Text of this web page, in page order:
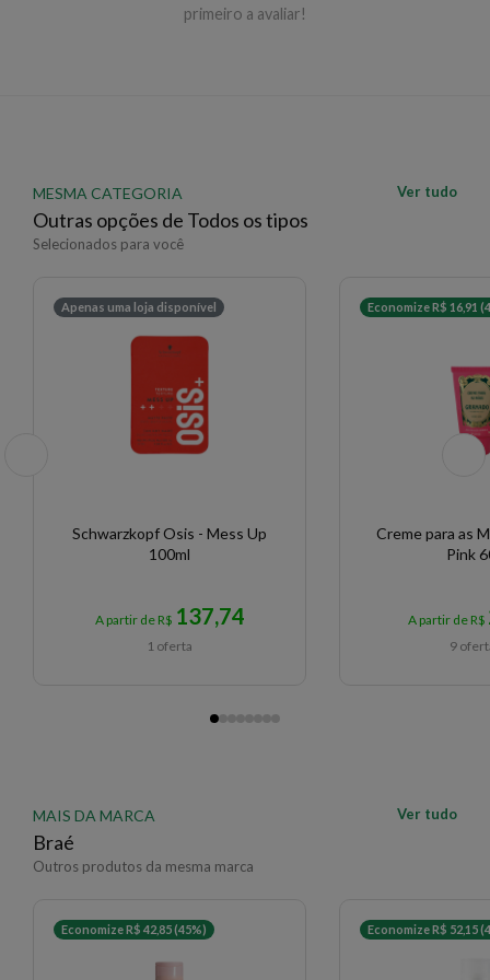
primeiro a avaliar!
MESMA CATEGORIA
Outras opções de Todos os tipos
Selecionados para você
Ver tudo
Apenas uma loja disponível
Schwarzkopf Osis - Mess Up
100ml
A partir de R$ 137,74
1 oferta
Economize R$ 16,91
Creme para as
Pink
A partir de R$
9
MAIS DA MARCA
Braé
Outros produtos da mesma marca
Ver tudo
Economize R$ 42,85 (45%) Economize R$ 52,15